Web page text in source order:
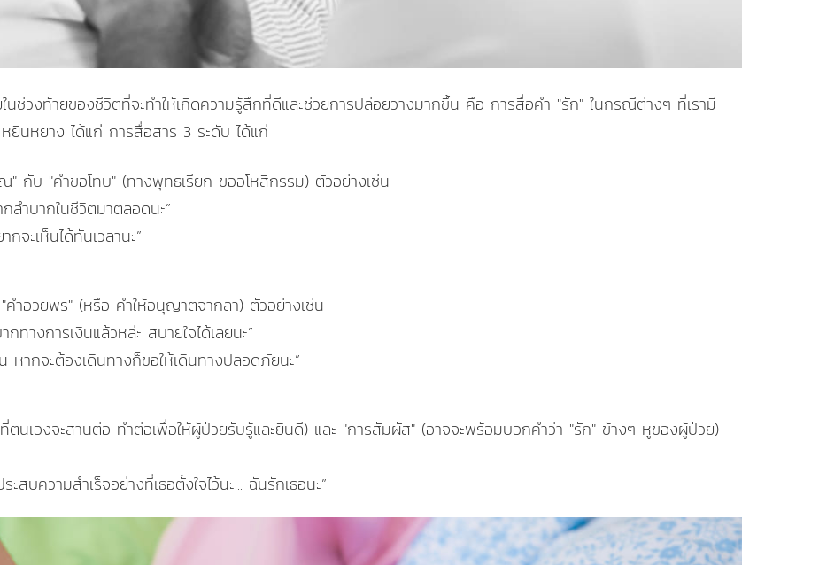
ช่วงท้ายของชีวิตที่จะทำให้เกิดความรู้สึกที่ดีและช่วยการปล่อยวางมากขึ้น คือ การสื่อคำ "รัก" ในกรณีต่างๆ ที่เรามี
นหยาง ได้แก่ การสื่อสาร 3 ระดับ ได้แก่
" กับ "คำขอโทษ" (ทางพุทธเรียก ขออโหสิกรรม) ตัวอย่างเช่น
ลำบากในชีวิตมาตลอดนะ”
จะเห็นได้ทันเวลานะ”
คำอวยพร" (หรือ คำให้อนุญาตจากลา) ตัวอย่างเช่น
ทางการเงินแล้วหล่ะ สบายใจได้เลยนะ”
หากจะต้องเดินทางก็ขอให้เดินทางปลอดภัยนะ”
นเองจะสานต่อ ทำต่อเพื่อให้ผู้ป่วยรับรู้และยินดี) และ "การสัมผัส" (อาจจะพร้อมบอกคำว่า "รัก" ข้างๆ หูของผู้ป่วย)
บความสำเร็จอย่างที่เธอตั้งใจไว้นะ... ฉันรักเธอนะ”